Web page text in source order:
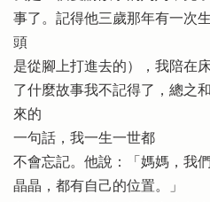
事了。記得他三歲那年有一次
頭
是從腳上打進去的），我陪在
了什麼故事我不記得了，總之
來的
一句話，我一生一世都
不會忘記。他說：「媽媽，我
晶晶，都有自己的位置。」